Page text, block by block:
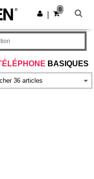
Obtenir l'appli
0
BASIQUES